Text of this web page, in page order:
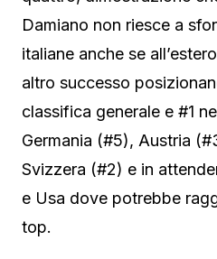
Damiano non riesce a
italiane anche se
altro successo
classifica generale e #1
Germania (#5), Austria
Svizzera (#2) e in
e Usa dove potrebbe
top.